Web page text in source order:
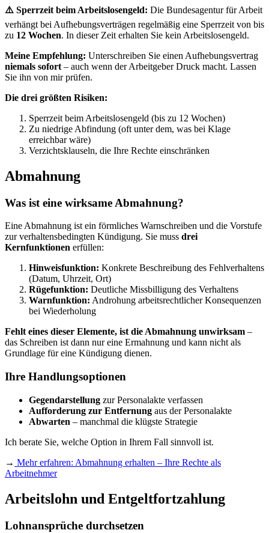
⚠️ Sperrzeit beim Arbeitslosengeld: Die Bundesagentur für Arbeit
verhängt bei Aufhebungsverträgen regelmäßig eine Sperrzeit von bis
zu 12 Wochen. In dieser Zeit erhalten Sie kein Arbeitslosengeld.
Meine Empfehlung: Unterschreiben Sie einen Aufhebungsvertrag
niemals sofort – auch wenn der Arbeitgeber Druck macht. Lassen
Sie ihn von mir prüfen.
Die drei größten Risiken:
Sperrzeit beim Arbeitslosengeld (bis zu 12 Wochen)
Zu niedrige Abfindung (oft unter dem, was bei Klage
erreichbar wäre)
Verzichtsklauseln, die Ihre Rechte einschränken
Abmahnung
Was ist eine wirksame Abmahnung?
Eine Abmahnung ist ein förmliches Warnschreiben und die Vorstufe
zur verhaltensbedingten Kündigung. Sie muss drei
Kernfunktionen erfüllen:
Hinweisfunktion: Konkrete Beschreibung des Fehlverhaltens
(Datum, Uhrzeit, Ort)
Rügefunktion: Deutliche Missbilligung des Verhaltens
Warnfunktion: Androhung arbeitsrechtlicher Konsequenzen
bei Wiederholung
Fehlt eines dieser Elemente, ist die Abmahnung unwirksam –
das Schreiben ist dann nur eine Ermahnung und kann nicht als
Grundlage für eine Kündigung dienen.
Ihre Handlungsoptionen
Gegendarstellung zur Personalakte verfassen
Aufforderung zur Entfernung aus der Personalakte
Abwarten – manchmal die klügste Strategie
Ich berate Sie, welche Option in Ihrem Fall sinnvoll ist.
→ Mehr erfahren: Abmahnung erhalten – Ihre Rechte als
Arbeitnehmer
Arbeitslohn und Entgeltfortzahlung
Lohnansprüche durchsetzen